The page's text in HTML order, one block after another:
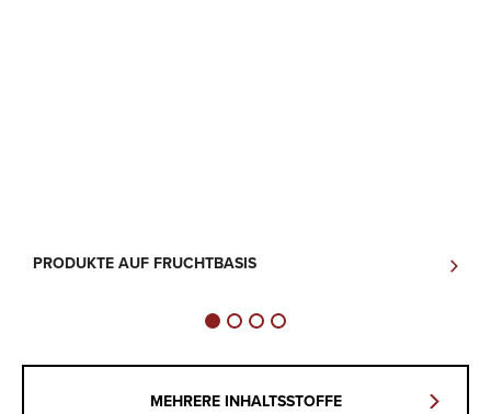
PRODUKTE AUF FRUCHTBASIS
MEHRERE INHALTSSTOFFE